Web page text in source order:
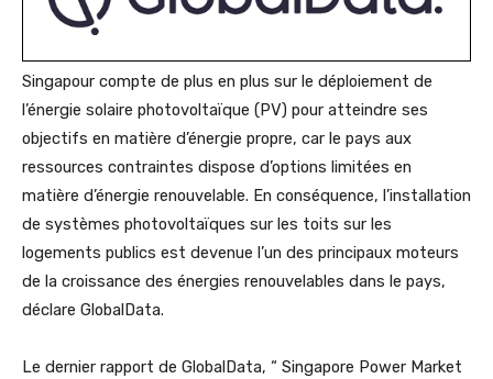
Singapour compte de plus en plus sur le déploiement de
l’énergie solaire photovoltaïque (PV) pour atteindre ses
objectifs en matière d’énergie propre, car le pays aux
ressources contraintes dispose d’options limitées en
matière d’énergie renouvelable. En conséquence, l’installation
de systèmes photovoltaïques sur les toits sur les
logements publics est devenue l’un des principaux moteurs
de la croissance des énergies renouvelables dans le pays,
déclare GlobalData.
Le dernier rapport de GlobalData, “ Singapore Power Market